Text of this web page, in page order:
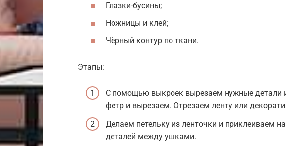
Глазки-бусины;
Ножницы и клей;
Чёрный контур по ткани.
Этапы:
С помощью выкроек вырезаем нужные детали
фетр и вырезаем. Отрезаем ленту или
Делаем петельку из ленточки и приклеиваем
деталей между ушками.